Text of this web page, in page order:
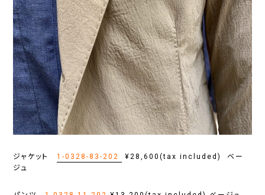
ジャケット1-0328-83-202
¥28,600(tax included) ベー
ジュ